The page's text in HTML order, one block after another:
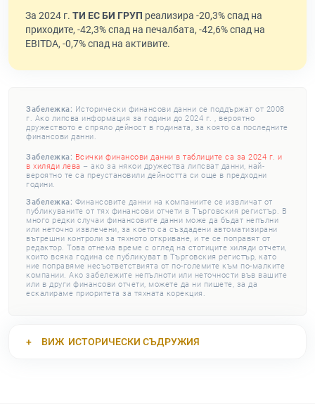
За 2024 г. ТИ ЕС БИ ГРУП реализира -20,3% спад на
приходите, -42,3% спад на печалбата, -42,6% спад на
EBITDA, -0,7% спад на активите.
Забележка: Исторически финансови данни се поддържат от 2008
г. Ако липсва информация за години до 2024 г. , вероятно
дружеството е спряло дейност в годината, за която са последните
финансови данни.
Забележка: Всички финансови данни в таблиците са за 2024 г. и
в хиляди лева – ако за някои дружества липсват данни, най-
вероятно те са преустановили дейността си още в предходни
години.
Забележка: Финансовите данни на компаниите се извличат от
публикуваните от тях финансови отчети в Търговския регистър. В
много редки случаи финансовите данни може да бъдат непълни
или неточно извлечени, за което са създадени автоматизирани
вътрешни контроли за тяхното откриване, и те се поправят от
редактор. Това отнема време с оглед на стотиците хиляди отчети,
които всяка година се публикуват в Търговския регистър, като
ние поправяме несъответствията от по-големите към по-малките
компании. Ако забележите непълноти или неточности във вашите
или в други финансови отчети, можете да ни пишете, за да
ескалираме приоритета за тяхната корекция.
ВИЖ ИСТОРИЧЕСКИ СЪДРУЖИЯ